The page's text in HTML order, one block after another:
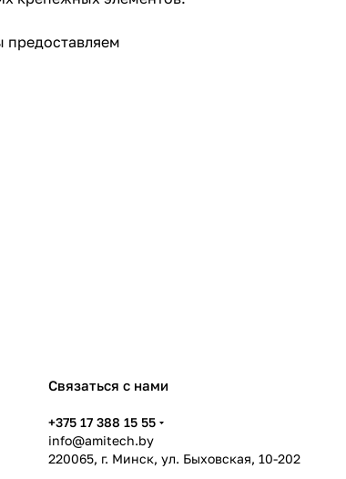
Связаться с нами
+375 17 388 15 55
info@amitech.by
220065, г. Минск, ул. Быховская, 10-202